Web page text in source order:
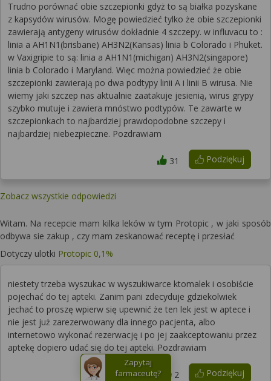
Zapytaj
farmaceutę?
Trudno porównać obie szczepionki gdyż to są białka pozyskane
z kapsydów wirusów. Mogę powiedzieć tylko że obie szczepionki
zawierają antygeny wirusów dokładnie 4 szczepy. w influvacu to :
linia a AH1N1(brisbane) AH3N2(Kansas) linia b Colorado i Phuket.
w Vaxigripie to są: linia a AH1N1(michigan) AH3N2(singapore)
linia b Colorado i Maryland. Więc można powiedzieć że obie
szczepionki zawierają po dwa podtypy linii A i linii B wirusa. Nie
wiemy jaki szczep nas aktualnie zaatakuje jesienią, wirus grypy
szybko mutuje i zawiera mnóstwo podtypów. Te zawarte w
szczepionkach to najbardziej prawdopodobne szczepy i
najbardziej niebezpieczne. Pozdrawiam
Podziękuj
31
Zobacz wszystkie odpowiedzi
Witam. Na recepcie mam kilka leków w tym Protopic , w jaki sposób
odbywa sie zakup , czy mam zeskanować receptę i przesłać
Dotyczy ulotki Protopic 0,1%
niestety trzeba wyszukac w wyszukiwarce ktomalek i osobiście
pojechać do tej apteki. Zanim pani zdecyduje gdziekolwiek
jechać to proszę wpierw się upewnić że ten lek jest w aptece i
nie jest już zarezerwowany dla innego pacjenta, albo
internetowo wykonać rezerwację i po jej zaakceptowaniu przez
aptekę dopiero udać się do tej apteki. Pozdrawiam
Podziękuj
2